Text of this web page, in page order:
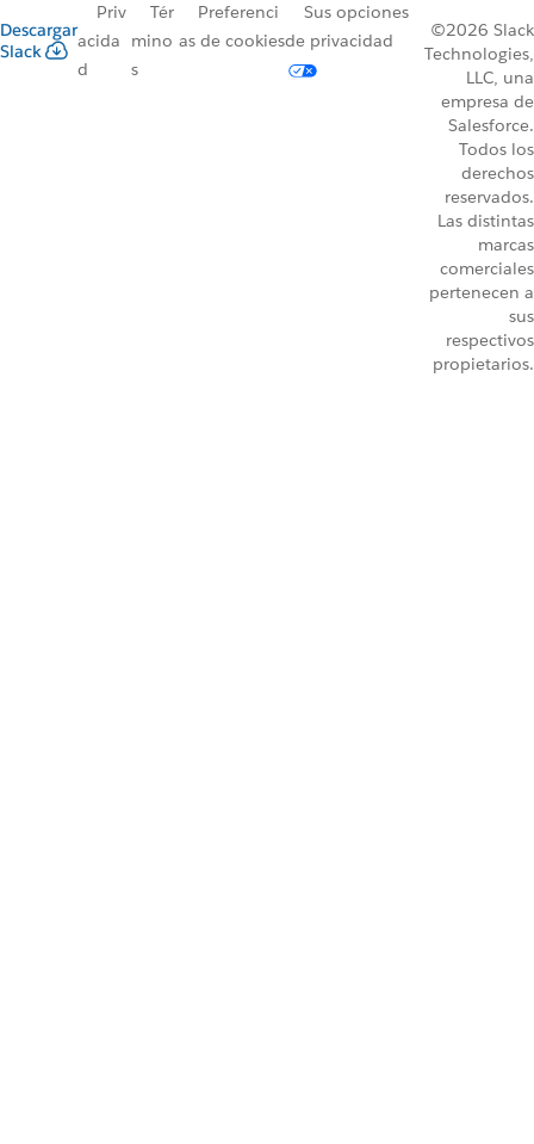
Descargar
Slack
Priv
acida
d
Tér
mino
s
Preferenci
as de cookies
Sus opciones
de privacidad
©2026 Slack
Technologies,
LLC, una
empresa de
Salesforce.
Todos los
derechos
reservados.
Las distintas
marcas
comerciales
pertenecen a
sus
respectivos
propietarios.